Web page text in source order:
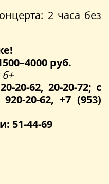
2 часа без
руб.
20-62, 20-20-72; с
20-62, +7 (953)
51-44-69